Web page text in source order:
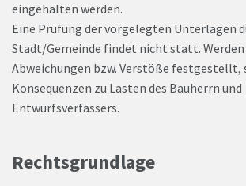
eingehalten werden.
Eine Prüfung der vorgelegten Unterlagen
Stadt/Gemeinde findet nicht statt.
Abweichungen bzw. Verstöße festgestellt,
Konsequenzen zu Lasten des Bauherrn und
Entwurfsverfassers.
Rechtsgrundlage